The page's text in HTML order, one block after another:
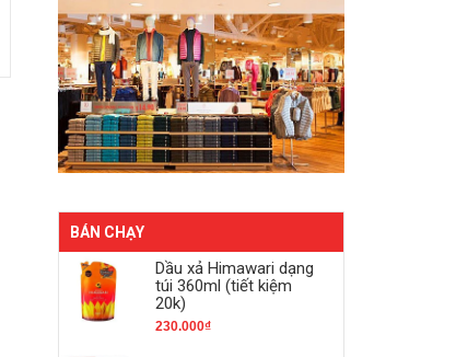
MUA HÀNG
Kẹo dẻo Kabaya vị đào
42.000₫
MUA HÀNG
Bánh bông lan chuối
(Tokyo Banana original)
340.000₫
BÁN CHẠY
Dầu xả Himawari dạng
túi 360ml (tiết kiệm
20k)
230.000₫